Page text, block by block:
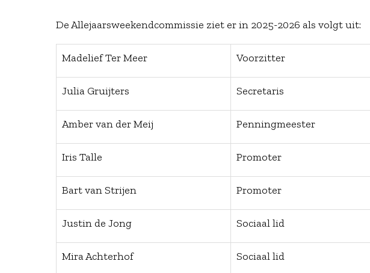
De Allejaarsweekendcommissie ziet er in 2025-2026 als volgt uit:
Madelief Ter Meer Voorzitter
Julia Gruijters Secretaris
Amber van der Meij Penningmeester
Iris Talle Promoter
Bart van Strijen Promoter
Justin de Jong Sociaal lid
Mira Achterhof Sociaal lid